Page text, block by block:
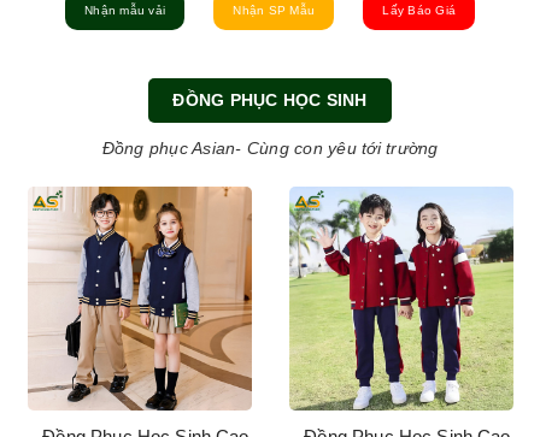
Nhận mẫu vải Nhận SP Mẫu Lấy Báo Giá
ĐỒNG PHỤC HỌC SINH
Đồng phục Asian- Cùng con yêu tới trường